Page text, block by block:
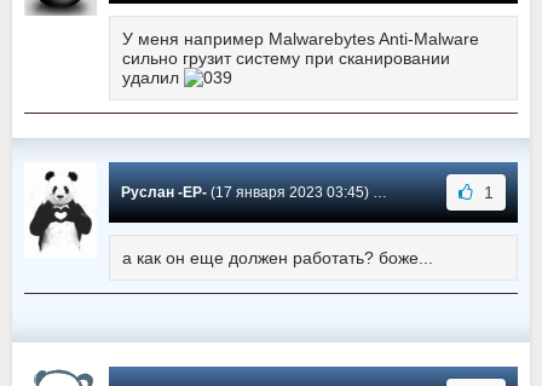
У меня например Malwarebytes Anti-Malware
сильно грузит систему при сканировании
удалил
Руслан -EP-(17 января 2023 03:45) Сообщение #1830 1
а как он еще должен работать? боже...